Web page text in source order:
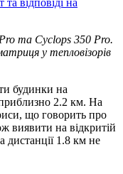
та Cyclops 350 Pro.
у тепловізорів
будинки на
приблизно 2.2 км. На
що говорить про
виявити на відкритій
дистанції 1.8 км не